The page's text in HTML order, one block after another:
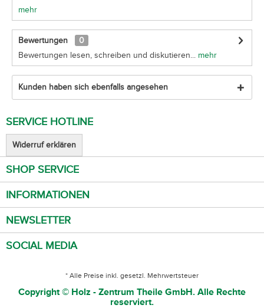
mehr
Bewertungen
0
Bewertungen lesen, schreiben und diskutieren... mehr
Kunden haben sich ebenfalls angesehen
SERVICE HOTLINE
Widerruf erklären
SHOP SERVICE
INFORMATIONEN
NEWSLETTER
SOCIAL MEDIA
* Alle Preise inkl. gesetzl. Mehrwertsteuer
Copyright © Holz - Zentrum Theile GmbH. Alle Rechte
reserviert.